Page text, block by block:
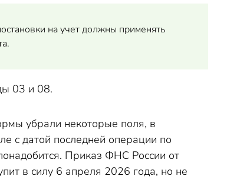
на учет должны применять
03 и 08.
убрали некоторые поля, в
с датой последней операции по
Приказ ФНС России от
в силу 6 апреля 2026 года, но не